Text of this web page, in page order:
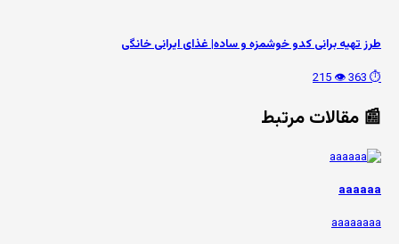
طرز تهیه برانی کدو خوشمزه و ساده| غذای ایرانی خانگی
⏱️ 363
👁️ 215
📰 مقالات مرتبط
aaaaaa
aaaaaaaa